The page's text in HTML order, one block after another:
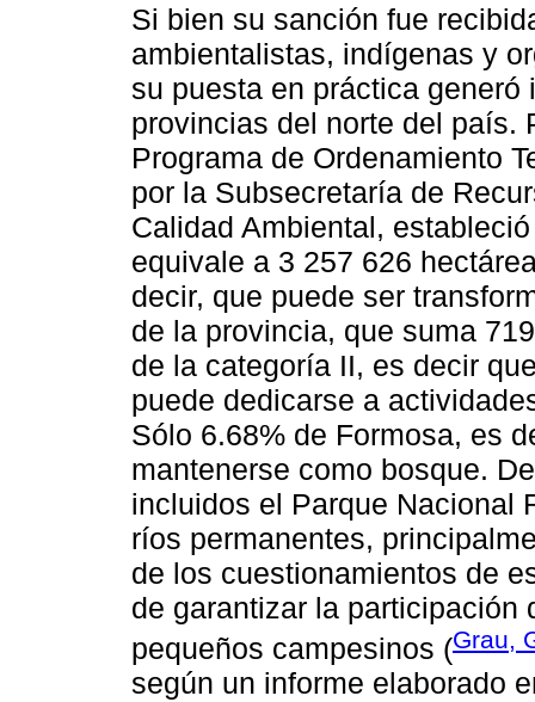
Si bien su sanción fue
ambientalistas, indígenas y
su puesta en práctica
provincias del norte del país.
Programa de Ordenamiento
por la Subsecretaría de
Calidad Ambiental,
equivale a 3 257 626
decir, que puede ser
de la provincia, que suma
de la categoría II, es decir
puede dedicarse a
Sólo 6.68% de Formosa, es
mantenerse como bosque.
incluidos el Parque Nacional
ríos permanentes,
de los cuestionamientos de
de garantizar la
pequeños campesinos (Grau,
según un informe elaborado